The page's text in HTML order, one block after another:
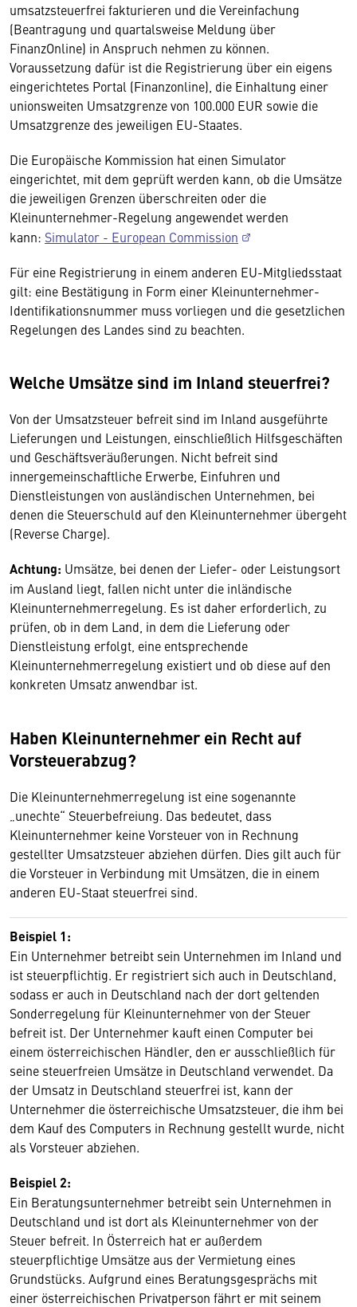
umsatzsteuerfrei fakturieren und die Vereinfachung
(Beantragung und quartalsweise Meldung über
FinanzOnline) in Anspruch nehmen zu können.
Voraussetzung dafür ist die Registrierung über ein eigens
eingerichtetes Portal (Finanzonline), die Einhaltung einer
unionsweiten Umsatzgrenze von 100.000 EUR sowie die
Umsatzgrenze des jeweiligen EU-Staates.
Die Europäische Kommission hat einen Simulator
eingerichtet, mit dem geprüft werden kann, ob die Umsätze
die jeweiligen Grenzen überschreiten oder die
Kleinunternehmer-Regelung angewendet werden
kann: Simulator - European Commission
Für eine Registrierung in einem anderen EU-Mitgliedsstaat
gilt: eine Bestätigung in Form einer Kleinunternehmer-
Identifikationsnummer muss vorliegen und die gesetzlichen
Regelungen des Landes sind zu beachten.
Welche Umsätze sind im Inland steuerfrei?
Von der Umsatzsteuer befreit sind im Inland ausgeführte
Lieferungen und Leistungen, einschließlich Hilfsgeschäften
und Geschäftsveräußerungen. Nicht befreit sind
innergemeinschaftliche Erwerbe, Einfuhren und
Dienstleistungen von ausländischen Unternehmen, bei
denen die Steuerschuld auf den Kleinunternehmer übergeht
(Reverse Charge).
Achtung: Umsätze, bei denen der Liefer- oder Leistungsort
im Ausland liegt, fallen nicht unter die inländische
Kleinunternehmerregelung. Es ist daher erforderlich, zu
prüfen, ob in dem Land, in dem die Lieferung oder
Dienstleistung erfolgt, eine entsprechende
Kleinunternehmerregelung existiert und ob diese auf den
konkreten Umsatz anwendbar ist.
Haben Kleinunternehmer ein Recht auf
Vorsteuerabzug?
Die Kleinunternehmerregelung ist eine sogenannte
„unechte“ Steuerbefreiung. Das bedeutet, dass
Kleinunternehmer keine Vorsteuer von in Rechnung
gestellter Umsatzsteuer abziehen dürfen. Dies gilt auch für
die Vorsteuer in Verbindung mit Umsätzen, die in einem
anderen EU-Staat steuerfrei sind.
Beispiel 1:
Ein Unternehmer betreibt sein Unternehmen im Inland und
ist steuerpflichtig. Er registriert sich auch in Deutschland,
sodass er auch in Deutschland nach der dort geltenden
Sonderregelung für Kleinunternehmer von der Steuer
befreit ist. Der Unternehmer kauft einen Computer bei
einem österreichischen Händler, den er ausschließlich für
seine steuerfreien Umsätze in Deutschland verwendet. Da
der Umsatz in Deutschland steuerfrei ist, kann der
Unternehmer die österreichische Umsatzsteuer, die ihm bei
dem Kauf des Computers in Rechnung gestellt wurde, nicht
als Vorsteuer abziehen.
Beispiel 2:
Ein Beratungsunternehmer betreibt sein Unternehmen in
Deutschland und ist dort als Kleinunternehmer von der
Steuer befreit. In Österreich hat er außerdem
steuerpflichtige Umsätze aus der Vermietung eines
Grundstücks. Aufgrund eines Beratungsgesprächs mit
einer österreichischen Privatperson fährt er mit seinem